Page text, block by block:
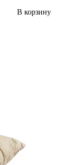
В корзину